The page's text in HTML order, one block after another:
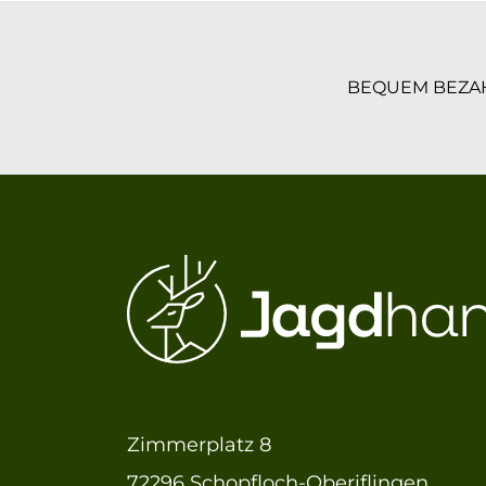
BEQUEM
Zimmerplatz 8